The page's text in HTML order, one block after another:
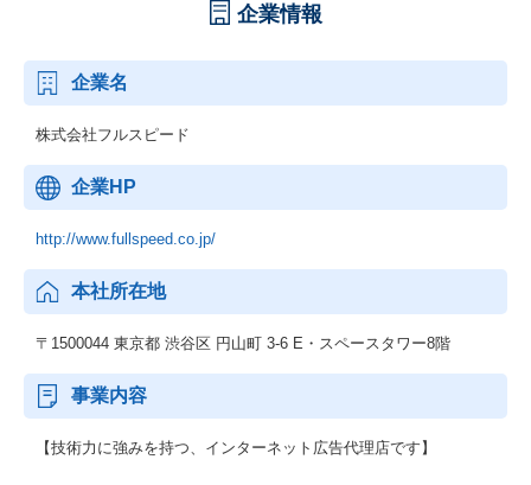
企業情報
企業名
株式会社フルスピード
企業HP
http://www.fullspeed.co.jp/
本社所在地
〒1500044 東京都 渋谷区 円山町 3-6 E・スペースタワー8階
事業内容
【技術力に強みを持つ、インターネット広告代理店です】